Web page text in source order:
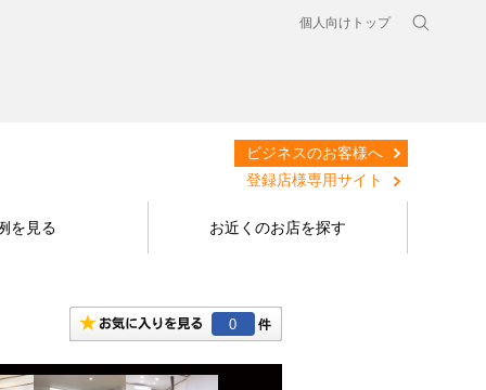
個人向けトップ
ビジネスのお客様へ
登録店様専用サイト
を見る お近くのお店を探す
0